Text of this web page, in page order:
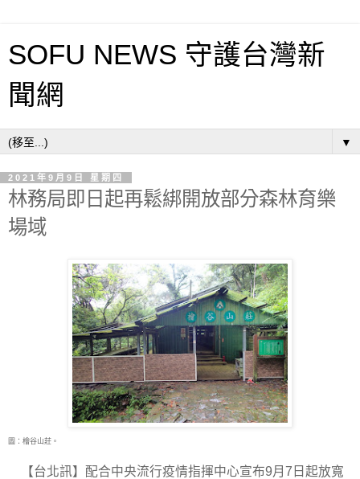
SOFU NEWS 守護台灣新
聞網
▼
2021年9月9日 星期四
林務局即日起再鬆綁開放部分森林育樂
場域
圖：檜谷山莊。
【台北訊】配合中央流行疫情指揮中心宣布9月7日起放寬